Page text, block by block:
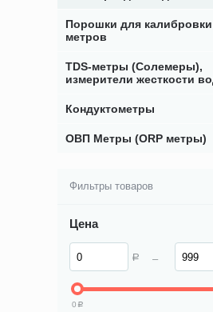
Порошки для
метров
TDS-метры (Солемеры),
измерители жесткости
Кондуктометры
ОВП Метры (ORP метры)
Фильтры товаров
Цена
Р –
0 Р